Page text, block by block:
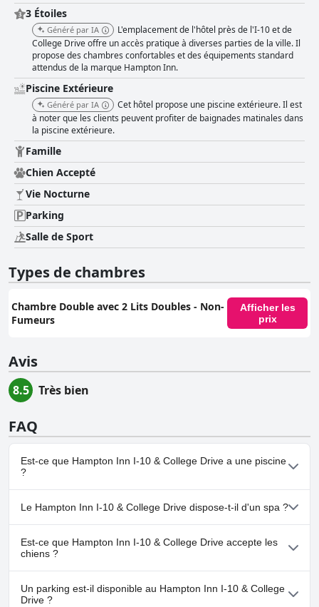
3 Étoiles
Généré par IA
L'emplacement de l'hôtel près de l'I-10 et de
College Drive offre un accès pratique à diverses parties de la ville. Il
propose des chambres confortables et des équipements standard
attendus de la marque Hampton Inn.
Piscine Extérieure
Généré par IA
Cet hôtel propose une piscine extérieure. Il est
à noter que les clients peuvent profiter de baignades matinales dans
la piscine extérieure.
Famille
Chien Accepté
Vie Nocturne
Parking
Salle de Sport
Types de chambres
Chambre Double avec 2 Lits Doubles - Non-
Fumeurs
Afficher les
prix
Avis
8.5 Très bien
FAQ
Est-ce que Hampton Inn I-10 & College Drive a une piscine
?
Oui, Hampton Inn I-10 & College Drive dispose de piscine(s)
appartenant à une ou plusieurs des catégories suivantes : Piscine
Extérieure.
Le Hampton Inn I-10 & College Drive dispose-t-il d'un spa ?
Non, il n'y a pas de spa à Hampton Inn I-10 & College Drive.
Est-ce que Hampton Inn I-10 & College Drive accepte les
chiens ?
Oui, Hampton Inn I-10 & College Drive accueille les chiens.
Un parking est-il disponible au Hampton Inn I-10 & College
Drive ?